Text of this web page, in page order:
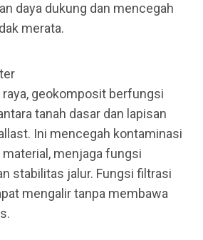
daya dukung dan mencegah
merata.
raya, geokomposit berfungsi
tanah dasar dan lapisan
Ini mencegah kontaminasi
menjaga fungsi
stabilitas jalur. Fungsi filtrasi
mengalir tanpa membawa